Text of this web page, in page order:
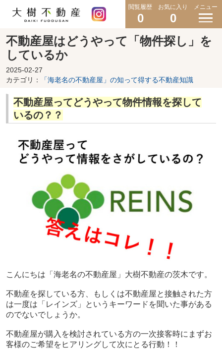
閲覧履歴
0
お気に入り
0
メニュー
不動産屋はどうやって「物件探し」を
しているか
2025-02-27
カテゴリ：
「海老名の不動産屋」の知って得する不動産知識
不動産屋ってどうやって物件情報を探して
いるの？？
こんにちは「海老名の不動産屋」大樹不動産の茨木です。
不動産を探している方、もしくは不動産屋と接触された方
は一度は「レインズ」というキーワードを聞いた事がある
のでないでしょうか。
不動産屋が購入を検討されている方の一次接客時にまずお
客様のご希望をヒアリングして次にとる行動！！